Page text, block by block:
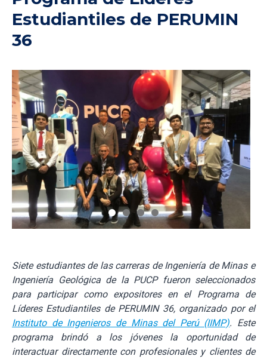
Estudiantiles de PERUMIN
36
Siete estudiantes de las carreras de Ingeniería de Minas e
Ingeniería Geológica de la PUCP fueron seleccionados
para participar como expositores en el Programa de
Líderes Estudiantiles de PERUMIN 36, organizado por el
Instituto de Ingenieros de Minas del Perú (IIMP). Este
programa brindó a los jóvenes la oportunidad de
interactuar directamente con profesionales y clientes de